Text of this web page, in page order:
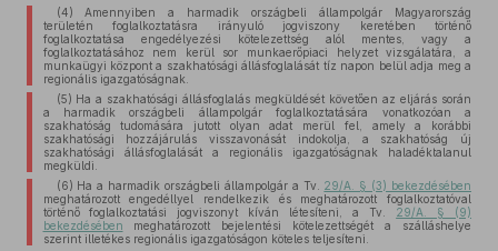
(4) Amennyiben a harmadik országbeli állampolgár Magyarország
területén foglalkoztatásra irányuló jogviszony keretében történő
foglalkoztatása engedélyezési kötelezettség alól mentes, vagy a
foglalkoztatásához nem kerül sor munkaerőpiaci helyzet vizsgálatára, a
munkaügyi központ a szakhatósági állásfoglalását tíz napon belül adja meg a
regionális igazgatóságnak.
(5) Ha a szakhatósági állásfoglalás megküldését követően az eljárás során
a harmadik országbeli állampolgár foglalkoztatására vonatkozóan a
szakhatóság tudomására jutott olyan adat merül fel, amely a korábbi
szakhatósági hozzájárulás visszavonását indokolja, a szakhatóság új
szakhatósági állásfoglalását a regionális igazgatóságnak haladéktalanul
megküldi.
(6) Ha a harmadik országbeli állampolgár a Tv. 29/A. § (3) bekezdésében
meghatározott engedéllyel rendelkezik és meghatározott foglalkoztatóval
történő foglalkoztatási jogviszonyt kíván létesíteni, a Tv. 29/A. § (9)
bekezdésében meghatározott bejelentési kötelezettségét a szálláshelye
szerint illetékes regionális igazgatóságon köteles teljesíteni.